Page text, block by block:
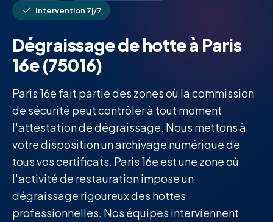
Intervention 7j/7
Dégraissage de hotte à Paris
16e (75016)
Paris 16e fait partie des zones où la commission
de sécurité peut contrôler à tout moment
l'attestation de dégraissage. Nous mettons à
votre disposition un archivage numérique de
tous vos certificats. Paris 16e est une zone où
l'activité de restauration impose un
dégraissage rigoureux des hottes
professionnelles. Nos équipes interviennent